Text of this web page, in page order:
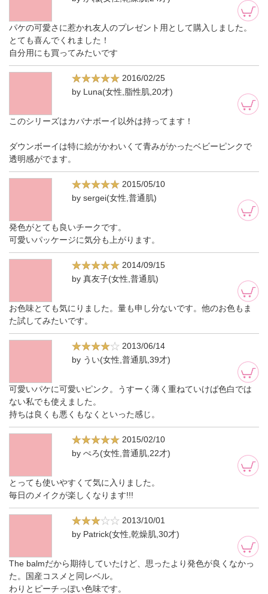
パケの可愛さに惹かれ友人のプレゼント用として購入しました。
とても喜んでくれました！
自分用にも買ってみたいです
2016/02/25
by Luna(女性,脂性肌,20才)
このシリーズはカバナボーイ以外は持ってます！
ダウンボーイは特に絵がかわいくて青みがかったベビーピンクで
透明感がでます。
2015/05/10
by sergei(女性,普通肌)
発色がとても良いチークです。
可愛いパッケージに気分も上がります。
2014/09/15
by 真友子(女性,普通肌)
お色味とても気にりました。量も申し分ないです。他のお色もま
た試してみたいです。
2013/06/14
by うい(女性,普通肌,39才)
可愛いパケに可愛いピンク。うすーく薄く重ねていけば色白では
ない私でも使えました。
持ちは良くも悪くもなくといった感じ。
2015/02/10
by ぺろ(女性,普通肌,22才)
とっても使いやすくて気に入りました。
毎日のメイクが楽しくなります!!!
2013/10/01
by Patrick(女性,乾燥肌,30才)
The balmだから期待していたけど、思ったより発色が良くなかっ
た。国産コスメと同レベル。
わりとピーチっぽい色味です。